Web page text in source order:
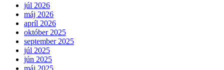
júl 2026
máj 2026
apríl 2026
október 2025
september 2025
júl 2025
jún 2025
máj 2025